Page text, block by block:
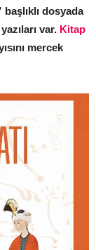
dosyada
var. Kitap
mercek